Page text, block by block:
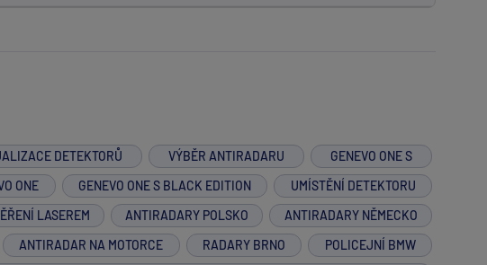
DETEKTORŮ VÝBĚR ANTIRADARU
GENEVO ONE S
ONE GENEVO ONE S BLACK EDITION
UMÍSTĚNÍ DETEKTORU
LASEREM ANTIRADARY POLSKO
ANTIRADARY NĚMECKO
ANTIRADAR NA MOTORCE RADARY BRNO
POLICEJNÍ BMW